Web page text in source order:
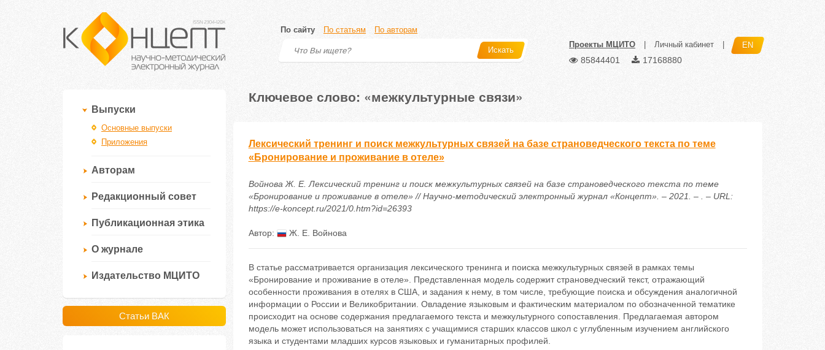
По сайту По статьям По авторам
Искать
Проекты МЦИТО Личный кабинет EN
85844401 17168880
Выпуски
Основные выпуски
Приложения
Авторам
Редакционный совет
Публикационная этика
О журнале
Издательство МЦИТО
Статьи ВАК
Ключевое слово: «межкультурные связи»
Лексический тренинг и поиск межкультурных связей на базе страноведческого текста по теме
«Бронирование и проживание в отеле»
Войнова Ж. Е. Лексический тренинг и поиск межкультурных связей на базе страноведческого текста по теме
«Бронирование и проживание в отеле» // Научно-методический электронный журнал «Концепт». – 2021. – . – URL:
https://e-koncept.ru/2021/0.htm?id=26393
Автор: Ж. Е. Войнова
В статье рассматривается организация лексического тренинга и поиска межкультурных связей в рамках темы
«Бронирование и проживание в отеле». Представленная модель содержит страноведческий текст, отражающий
особенности проживания в отелях в США, и задания к нему, в том числе, требующие поиска и обсуждения аналогичной
информации о России и Великобритании. Овладение языковым и фактическим материалом по обозначенной тематике
происходит на основе содержания предлагаемого текста и межкультурного сопоставления. Предлагаемая автором
модель может использоваться на занятиях с учащимися старших классов школ с углубленным изучением английского
языка и студентами младших курсов языковых и гуманитарных профилей.